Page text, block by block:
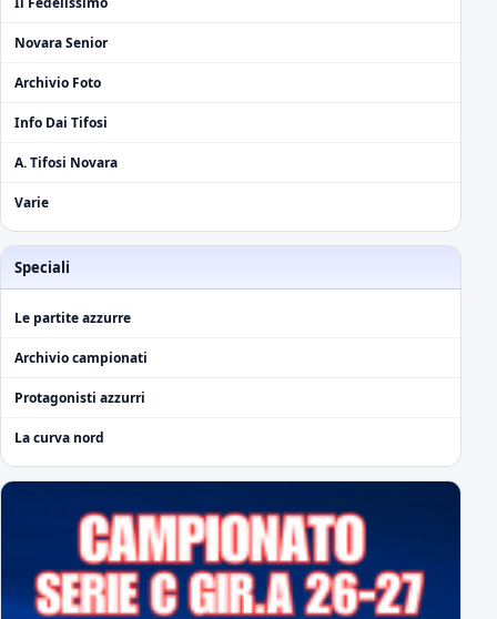
Novara Senior
Archivio Foto
Info Dai Tifosi
A. Tifosi Novara
Varie
Speciali
Le partite azzurre
Archivio campionati
Protagonisti azzurri
La curva nord